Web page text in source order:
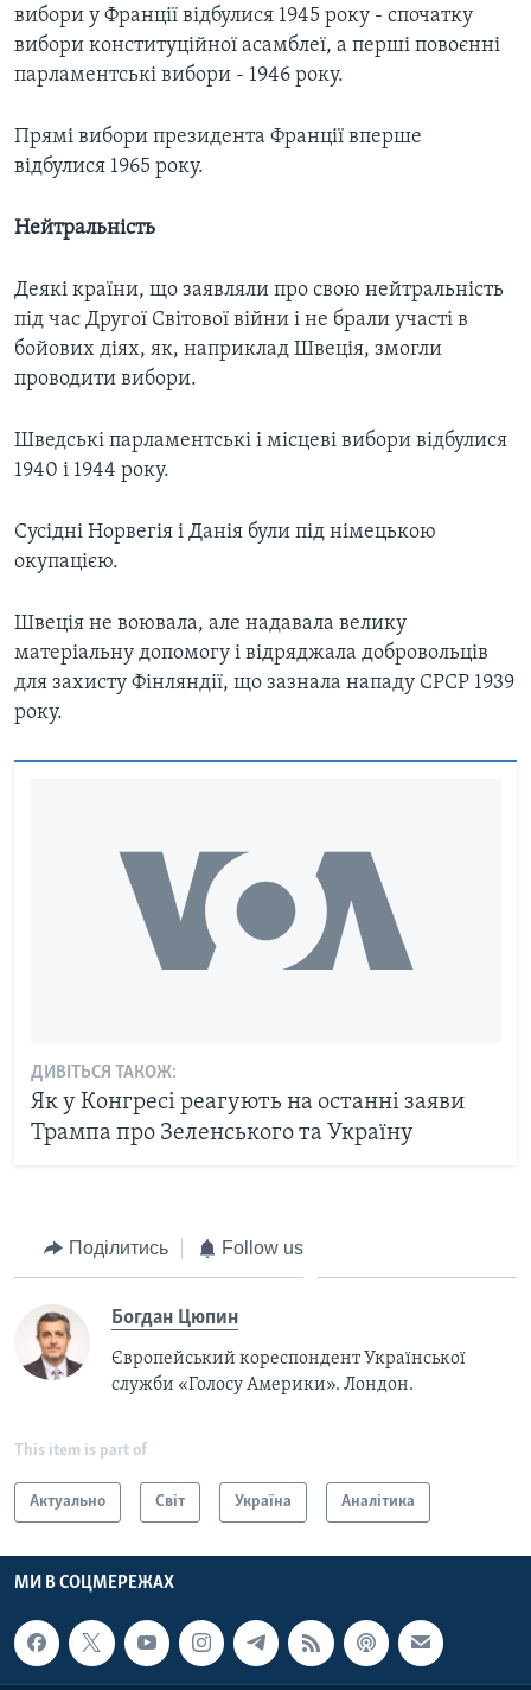
вибори у Франції відбулися 1945 року - спочатку
вибори конституційної асамблеї, а перші повоєнні
парламентські вибори - 1946 року.
Прямі вибори президента Франції вперше
відбулися 1965 року.
Нейтральність
Деякі країни, що заявляли про свою нейтральність
під час Другої Світової війни і не брали участі в
бойових діях, як, наприклад Швеція, змогли
проводити вибори.
Шведські парламентські і місцеві вибори відбулися
1940 і 1944 року.
Сусідні Норвегія і Данія були під німецькою
окупацією.
Швеція не воювала, але надавала велику
матеріальну допомогу і відряджала добровольців
для захисту Фінляндії, що зазнала нападу СРСР 1939
року.
ДИВІТЬСЯ ТАКОЖ:
Як у Конгресі реагують на останні заяви
Трампа про Зеленського та Україну
Поділитись Follow us
Богдан Цюпин
Європейський кореспондент Української
служби «Голосу Америки». Лондон.
This item is part of
Актуально Світ Україна Аналітика
МИ В СОЦМЕРЕЖАХ